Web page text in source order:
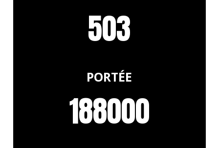
503
PORTÉE
188000